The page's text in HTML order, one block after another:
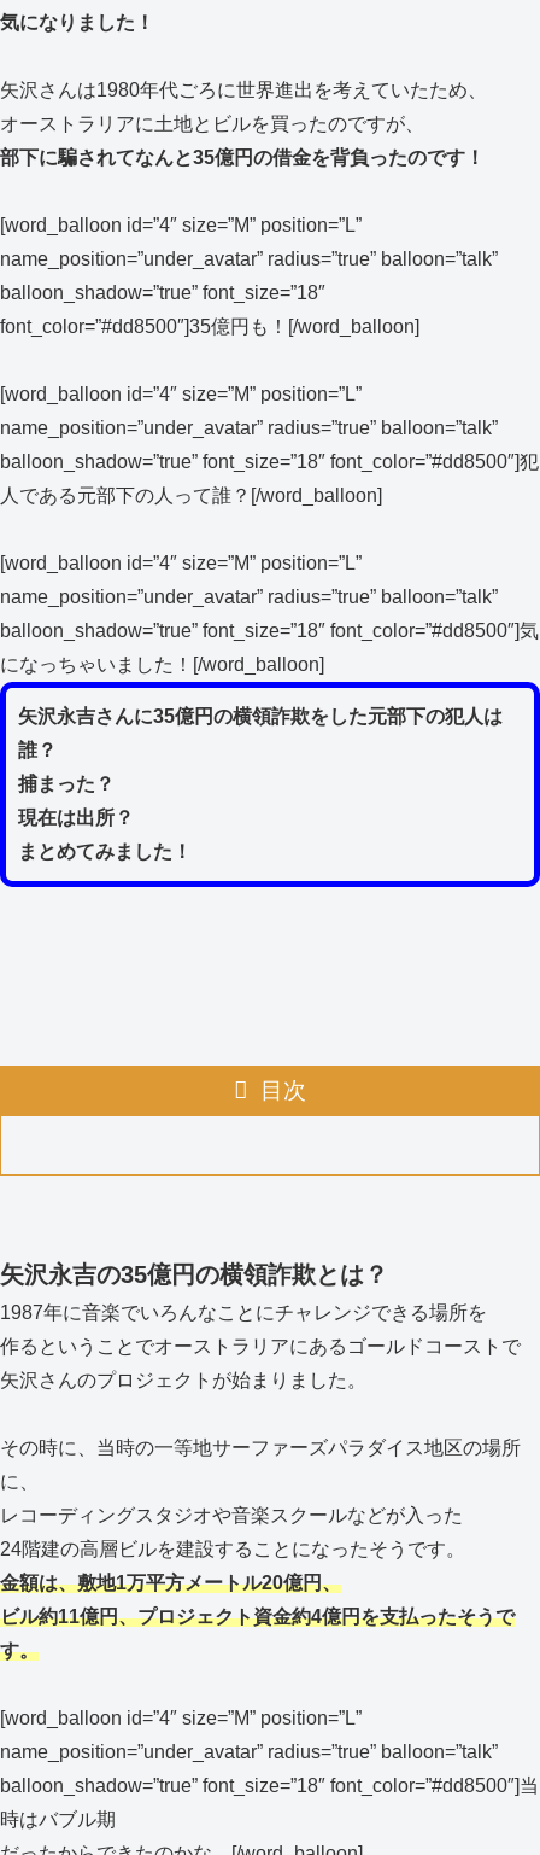
気になりました！
矢沢さんは1980年代ごろに世界進出を考えていたため、
オーストラリアに土地とビルを買ったのですが、
部下に騙されてなんと35億円の借金を背負ったのです！
[word_balloon id=”4″ size=”M” position=”L”
name_position=”under_avatar” radius=”true” balloon=”talk”
balloon_shadow=”true” font_size=”18″
font_color=”#dd8500″]35億円も！[/word_balloon]
[word_balloon id=”4″ size=”M” position=”L”
name_position=”under_avatar” radius=”true” balloon=”talk”
balloon_shadow=”true” font_size=”18″ font_color=”#dd8500″]犯
人である元部下の人って誰？[/word_balloon]
[word_balloon id=”4″ size=”M” position=”L”
name_position=”under_avatar” radius=”true” balloon=”talk”
balloon_shadow=”true” font_size=”18″ font_color=”#dd8500″]気
になっちゃいました！[/word_balloon]
矢沢永吉さんに35億円の横領詐欺をした元部下の犯人は
誰？
捕まった？
現在は出所？
まとめてみました！
目次
矢沢永吉の35億円の横領詐欺とは？
1987年に音楽でいろんなことにチャレンジできる場所を
作るということでオーストラリアにあるゴールドコーストで
矢沢さんのプロジェクトが始まりました。
その時に、当時の一等地サーファーズパラダイス地区の場所
に、
レコーディングスタジオや音楽スクールなどが入った
24階建の高層ビルを建設することになったそうです。
金額は、敷地1万平方メートル20億円、
ビル約11億円、プロジェクト資金約4億円を支払ったそうで
す。
[word_balloon id=”4″ size=”M” position=”L”
name_position=”under_avatar” radius=”true” balloon=”talk”
balloon_shadow=”true” font_size=”18″ font_color=”#dd8500″]当
時はバブル期